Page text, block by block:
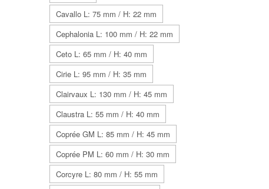
Cavallo L: 75 mm / H: 22 mm
Cephalonia L: 100 mm / H: 22 mm
Ceto L: 65 mm / H: 40 mm
Cirie L: 95 mm / H: 35 mm
Clairvaux L: 130 mm / H: 45 mm
Claustra L: 55 mm / H: 40 mm
Coprée GM L: 85 mm / H: 45 mm
Coprée PM L: 60 mm / H: 30 mm
Corcyre L: 80 mm / H: 55 mm